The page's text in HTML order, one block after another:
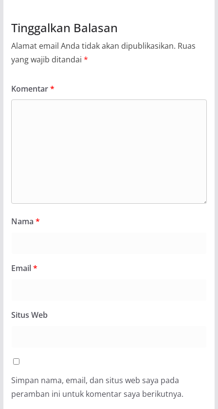
Tinggalkan Balasan
Alamat email Anda tidak akan dipublikasikan. Ruas
yang wajib ditandai *
Komentar*
Nama *
Email*
Situs Web
Simpan nama, email, dan situs web saya pada
peramban ini untuk komentar saya berikutnya.